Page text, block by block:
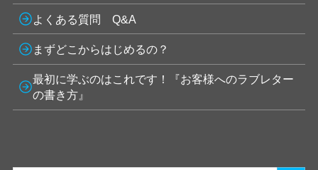
よくある質問 Q&A
まずどこからはじめるの？
最初に学ぶのはこれです！『お客様へのラブレター
の書き方』